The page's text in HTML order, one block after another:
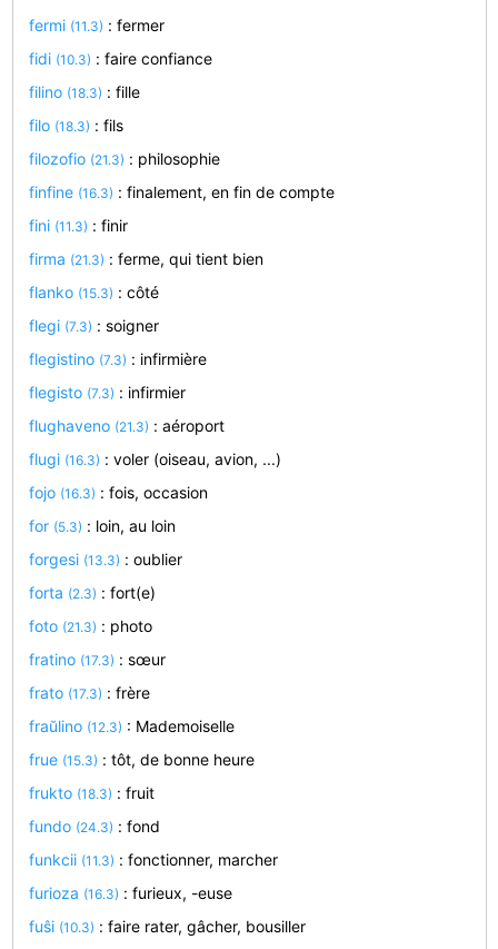
fermi (11.3) : fermer
fidi (10.3) : faire confiance
filino (18.3) : fille
filo (18.3) : fils
filozofio (21.3) : philosophie
finfine (16.3) : finalement, en fin de compte
fini (11.3) : finir
firma (21.3) : ferme, qui tient bien
flanko (15.3) : côté
flegi (7.3) : soigner
flegistino (7.3) : infirmière
flegisto (7.3) : infirmier
flughaveno (21.3) : aéroport
flugi (16.3) : voler (oiseau, avion, ...)
fojo (16.3) : fois, occasion
for (5.3) : loin, au loin
forgesi (13.3) : oublier
forta (2.3) : fort(e)
foto (21.3) : photo
fratino (17.3) : sœur
frato (17.3) : frère
fraŭlino (12.3) : Mademoiselle
frue (15.3) : tôt, de bonne heure
frukto (18.3) : fruit
fundo (24.3) : fond
funkcii (11.3) : fonctionner, marcher
furioza (16.3) : furieux, -euse
fuŝi (10.3) : faire rater, gâcher, bousiller